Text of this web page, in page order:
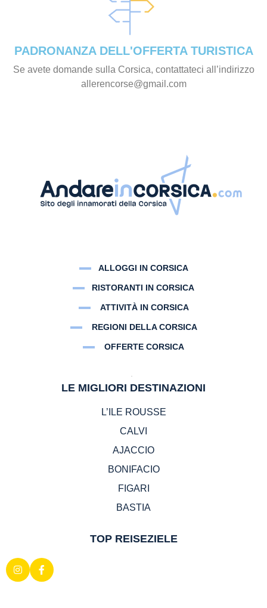
PADRONANZA DELL'OFFERTA TURISTICA
Se avete domande sulla Corsica, contattateci all’indirizzo
allerencorse@gmail.com
ALLOGGI IN CORSICA
RISTORANTI IN CORSICA
ATTIVITÀ IN CORSICA
REGIONI DELLA CORSICA
OFFERTE CORSICA
LE MIGLIORI DESTINAZIONI
L’ILE ROUSSE
CALVI
AJACCIO
BONIFACIO
FIGARI
BASTIA
TOP REISEZIELE